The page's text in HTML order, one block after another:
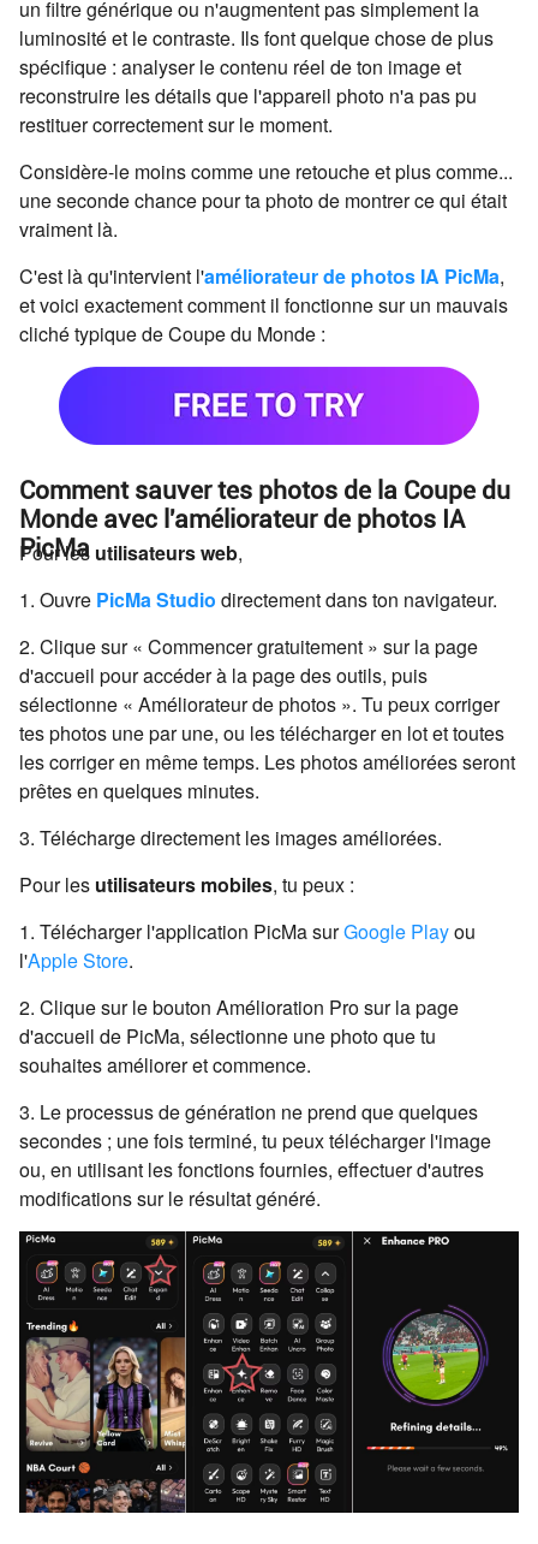
un filtre générique ou n'augmentent pas simplement la
luminosité et le contraste. Ils font quelque chose de plus
spécifique : analyser le contenu réel de ton image et
reconstruire les détails que l'appareil photo n'a pas pu
restituer correctement sur le moment.
Considère-le moins comme une retouche et plus comme...
une seconde chance pour ta photo de montrer ce qui était
vraiment là.
C'est là qu'intervient l'améliorateur de photos IA PicMa,
et voici exactement comment il fonctionne sur un mauvais
cliché typique de Coupe du Monde :
Comment sauver tes photos de la Coupe du
Monde avec l'améliorateur de photos IA
PicMa
Pour les utilisateurs web,
1. Ouvre PicMa Studio directement dans ton navigateur.
2. Clique sur « Commencer gratuitement » sur la page
d'accueil pour accéder à la page des outils, puis
sélectionne « Améliorateur de photos ». Tu peux corriger
tes photos une par une, ou les télécharger en lot et toutes
les corriger en même temps. Les photos améliorées seront
prêtes en quelques minutes.
3. Télécharge directement les images améliorées.
Pour les utilisateurs mobiles, tu peux :
1. Télécharger l'application PicMa surGoogle Playou
l'Apple Store.
2. Clique sur le bouton Amélioration Pro sur la page
d'accueil de PicMa, sélectionne une photo que tu
souhaites améliorer et commence.
3. Le processus de génération ne prend que quelques
secondes ; une fois terminé, tu peux télécharger l'image
ou, en utilisant les fonctions fournies, effectuer d'autres
modifications sur le résultat généré.